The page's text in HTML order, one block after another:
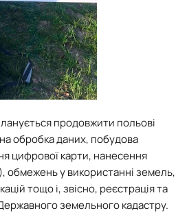
продовжити польові
обробка даних, побудова
цифрової карти, нанесення
обмежень у використанні земель,
тощо і, звісно, реєстрація та
земельного кадастру.